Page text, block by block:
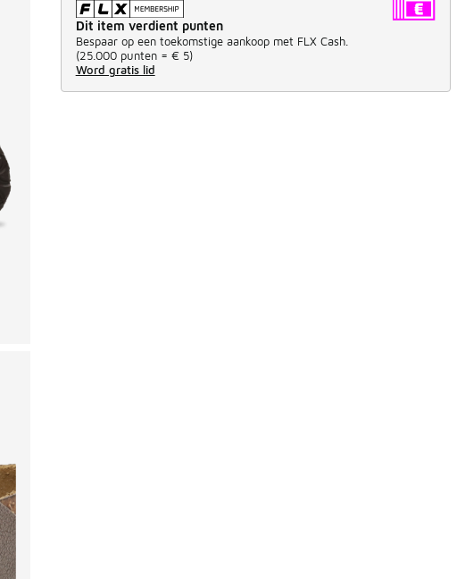
Dit item verdient punten
Bespaar op een toekomstige aankoop met FLX Cash.
(25.000 punten = € 5)
Word gratis lid